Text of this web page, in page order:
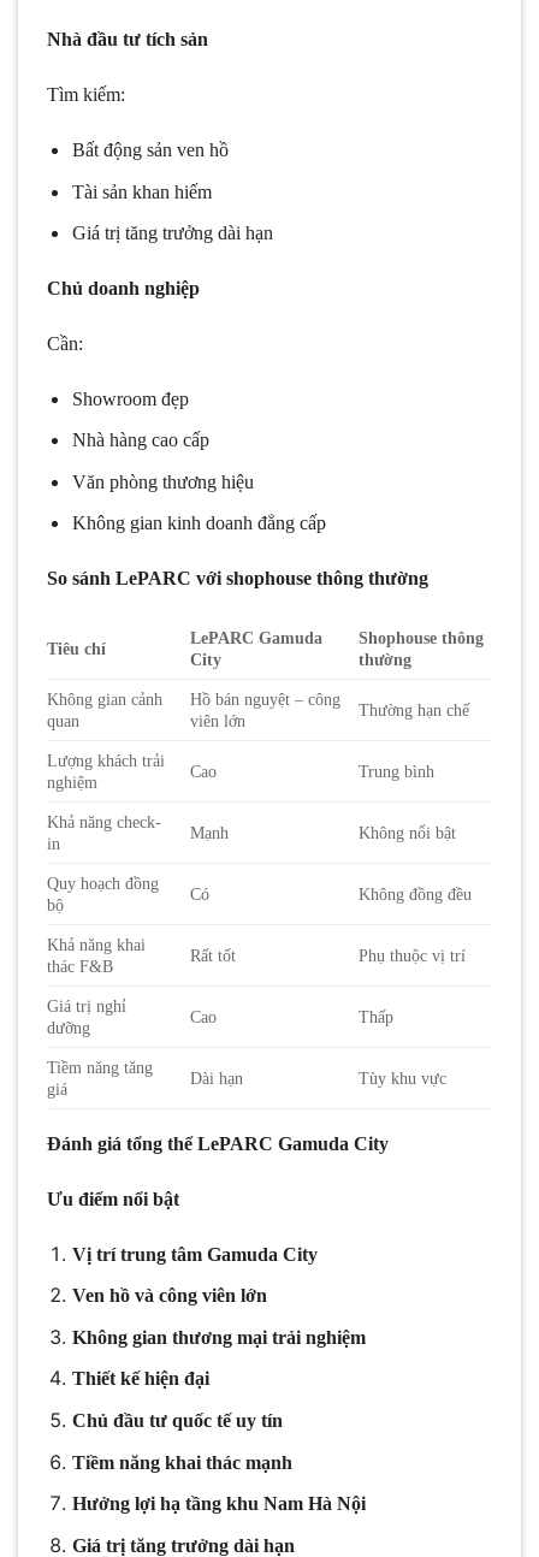
Nhà đầu tư tích sản
Tìm kiếm:
Bất động sản ven hồ
Tài sản khan hiếm
Giá trị tăng trưởng dài hạn
Chủ doanh nghiệp
Cần:
Showroom đẹp
Nhà hàng cao cấp
Văn phòng thương hiệu
Không gian kinh doanh đẳng cấp
So sánh LePARC với shophouse thông thường
Tiêu chí
LePARC Gamuda
City
Shophouse thông
thường
Không gian cảnh
quan
Hồ bán nguyệt – công
viên lớn
Thường hạn chế
Lượng khách trải
nghiệm
Cao Trung bình
Khả năng check-
in
Mạnh Không nổi bật
Quy hoạch đồng
bộ
Có Không đồng đều
Khả năng khai
thác F&B
Rất tốt Phụ thuộc vị trí
Giá trị nghỉ
dưỡng
Cao Thấp
Tiềm năng tăng
giá
Dài hạn Tùy khu vực
Đánh giá tổng thể LePARC Gamuda City
Ưu điểm nổi bật
Vị trí trung tâm Gamuda City
Ven hồ và công viên lớn
Không gian thương mại trải nghiệm
Thiết kế hiện đại
Chủ đầu tư quốc tế uy tín
Tiềm năng khai thác mạnh
Hưởng lợi hạ tầng khu Nam Hà Nội
Giá trị tăng trưởng dài hạn